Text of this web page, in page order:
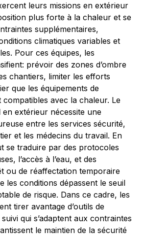
leurs missions en extérieur
plus forte à la chaleur et se
supplémentaires,
climatiques variables et
Pour ces équipes, les
prévoir des zones d’ombre
chantiers, limiter les efforts
que les équipements de
avec la chaleur. Le
extérieur nécessite une
entre les services sécurité,
et les médecins du travail. En
se traduire par des protocoles
l’accès à l’eau, et des
ou de réaffectation temporaire
les conditions dépassent le seuil
de risque. Dans ce cadre, les
tirer avantage d’outils de
qui s’adaptent aux contraintes
le maintien de la sécurité